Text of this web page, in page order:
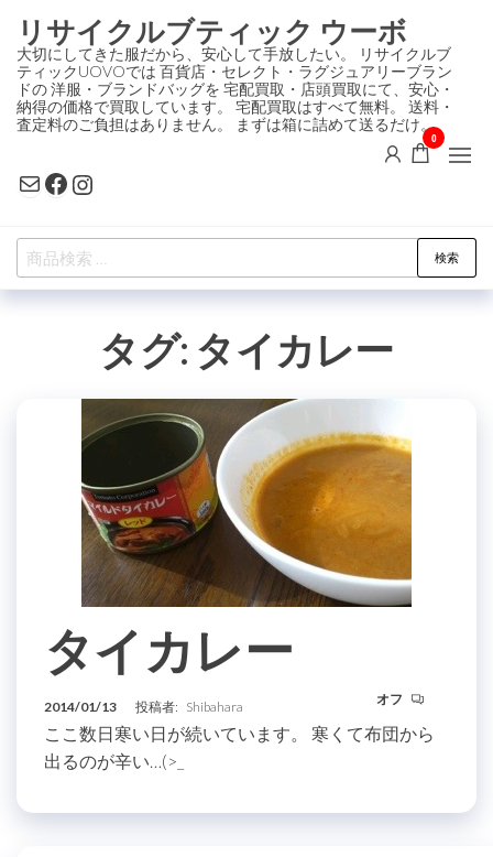
ン
テ
ン
ツ
プ
リサイクルブティック ウーボ
大切にしてきた服だから、安心して手放したい。 リサイクルブ
ティックUOVOでは 百貨店・セレクト・ラグジュアリーブラン
ドの 洋服・ブランドバッグを 宅配買取・店頭買取にて、安心・
納得の価格で買取しています。 宅配買取はすべて無料。 送料・
査定料のご負担はありません。 まずは箱に詰めて送るだけ。
MailFacebook
Instagram
0
検
索
検索
タグ: タイカレー
タイカレー
2014/01/13 投稿者: Shibahara オフ
ここ数日寒い日が続いています。 寒くて布団から
出るのが辛い…(>_